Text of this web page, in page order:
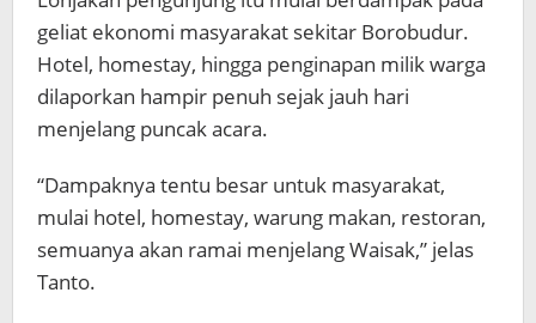
geliat ekonomi masyarakat sekitar Borobudur.
Hotel, homestay, hingga penginapan milik warga
dilaporkan hampir penuh sejak jauh hari
menjelang puncak acara.
“Dampaknya tentu besar untuk masyarakat,
mulai hotel, homestay, warung makan, restoran,
semuanya akan ramai menjelang Waisak,” jelas
Tanto.